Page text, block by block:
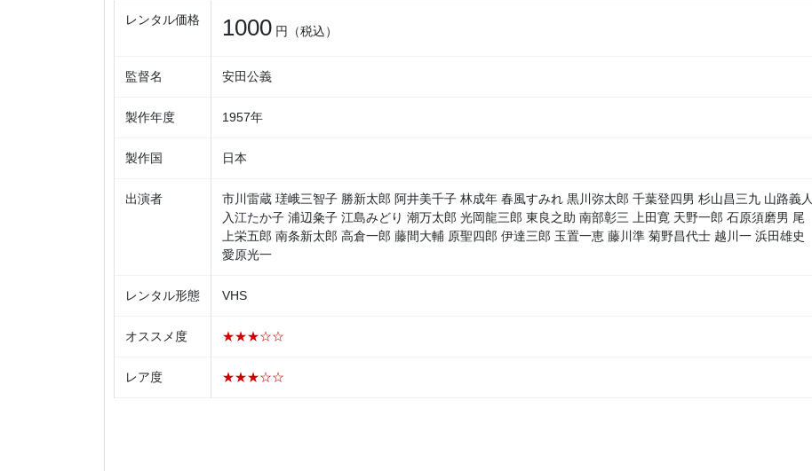
レンタル価格 1000 円（税込）
監督名 安田公義
製作年度 1957年
製作国 日本
出演者
市川雷蔵 瑳峨三智子 勝新太郎 阿井美千子 林成年 春風すみれ 黒川弥太郎 千葉登四男 杉山昌三九 山路義人
入江たか子 浦辺粂子 江島みどり 潮万太郎 光岡龍三郎 東良之助 南部彰三 上田寛 天野一郎 石原須磨男 尾
上栄五郎 南条新太郎 高倉一郎 藤間大輔 原聖四郎 伊達三郎 玉置一恵 藤川準 菊野昌代士 越川一 浜田雄史
愛原光一
レンタル形態 VHS
オススメ度 ★★★☆☆
レア度 ★★★☆☆